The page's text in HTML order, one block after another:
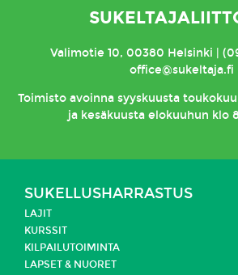
Valimotie 10, 00380 Helsinki |
office@sukeltaja.fi
Toimistoavoinna syyskuusta
ja kesäkuusta elokuuhun klo
SUKELLUSHARRASTUS
LAJIT
KURSSIT
KILPAILUTOIMINTA
LAPSET & NUORET